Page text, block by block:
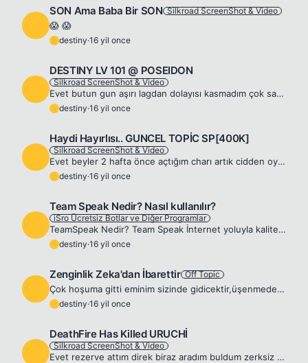
SON Ama Baba Bir SON Silkroad ScreenShot & Video
😱 😱
destiny·16 yil once
DESTINY LV 101 @ POSEIDON
Silkroad ScreenShot & Video
Evet butun gun aşırı lagdan dolayısı kasmadım çok sadece wep ve sheild aradım butun gun nerdeyse. 😊
destiny·16 yil once
Haydi Hayırlısı.. GUNCEL TOPİC SP[400K]
Silkroad ScreenShot & Video
Evet beyler 2 hafta önce açtığım charı artık cidden oynama kararı verdim 2M Sp yapıp kasmaya başlayacağım. Şu anki hali ;
destiny·16 yil once
Team Speak Nedir? Nasıl kullanılır?
iSro Ücretsiz Botlar ve Diğer Programlar
TeamSpeak Nedir? Team Speak İnternet yoluyla kaliteli ses iletişimi gerçekleştirebileceğiniz bir yazılımdır. Programın asıl hedefi konferans görüşmelerinin internet ortamında yapılabilmesini sağlamak...
destiny·16 yil once
Zenginlik Zeka'dan İbarettir Off Topic
Çok hoşuma gitti eminim sizinde gidicektir,üşenmeden sonuna kadar okuyun pişman olmazsınız. 😜 New York'ta bir bankanın önünde duran son model Rolls Royce otomobilden inen adam, hızlı adımlarla bankay...
destiny·16 yil once
DeathFire Has Killed URUCHİ
Silkroad ScreenShot & Video
Evet rezerve attım direk biraz aradım buldum zerksiz kestim birazdan video eklenicektir. 😎